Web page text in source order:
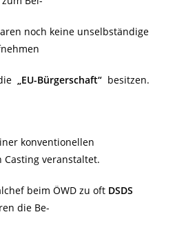
noch keine unselbständige
„EU-Bürgerschaft“ besitzen.
konventionellen
veranstaltet.
beim ÖWD zu oft DSDS
die Be-